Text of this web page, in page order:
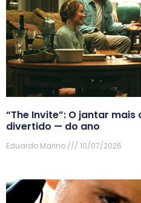
“The Invite”: O jantar
divertido — do ano
Eduardo Marino 10/07/2026